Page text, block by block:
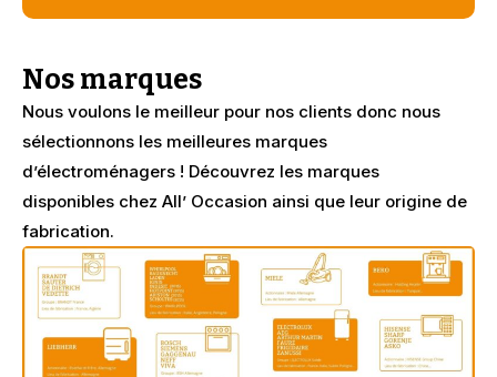
Nos marques
Nous voulons le meilleur pour nos clients donc nous
sélectionnons les meilleures marques
d’électroménagers ! Découvrez les marques
disponibles chez All’ Occasion ainsi que leur origine de
fabrication.